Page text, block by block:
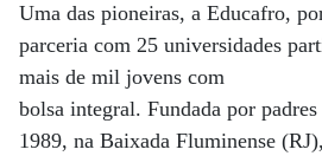
Uma das pioneiras, a Educafro,
parceria com 25 universidades
mais de mil jovens com
bolsa integral. Fundada por
1989, na Baixada Fluminense